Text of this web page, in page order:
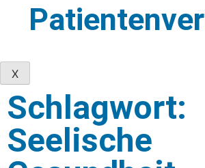
X
Schlagwort:
Seelische